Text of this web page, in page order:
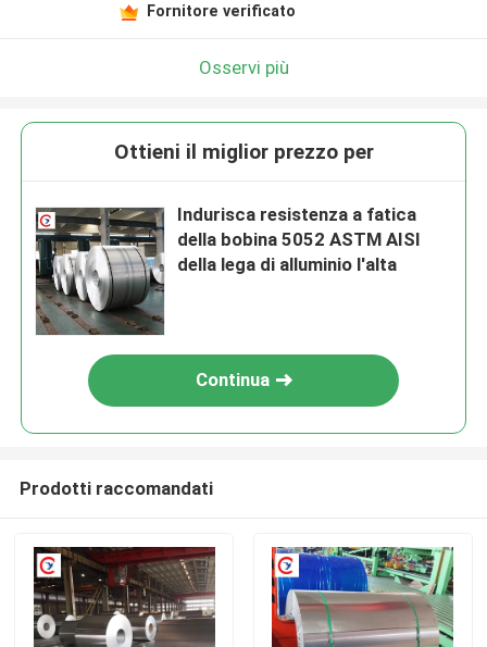
Fornitore verificato
Osservi più
Ottieni il miglior prezzo per
Indurisca resistenza a fatica
della bobina 5052 ASTM AISI
della lega di alluminio l'alta
Continua
Prodotti raccomandati